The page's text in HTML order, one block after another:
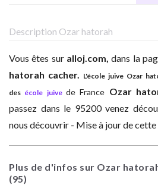
Description Ozar hatorah
Vous êtes sur alloj.com,dans la
hatorah cacher. L'école juive Ozar
des école juive de France Ozar
passez dans le 95200 venez
nous découvrir - Mise à jour de
Plus de d'infos sur Ozar
(95)